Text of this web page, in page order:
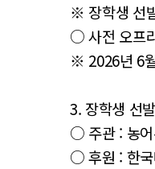
※ 장학생 선
○ 사전 오프
※ 2026년 6
3. 장학생 선
○ 주관 : 농
○ 후원 : 한국